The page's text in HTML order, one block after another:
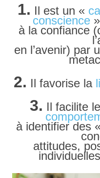
1. Il est un «
conscience
à la confiance
en l’avenir) par
2. Il favorise la
3. Il facilite
à identifier des
attitudes,